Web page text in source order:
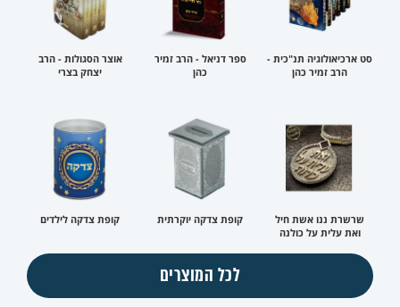
סט ארכיאולוגיה תנ"כית -
הרב זמיר כהן
ספר דניאל - הרב זמיר
כהן
אוצר הסגולות - הרב
יצחק בצרי
שרשרת ננו אשת חיל
ואת עלית על כולנה
קופת צדקה יוקרתית קופת צדקה לילדים
לכל המוצרים